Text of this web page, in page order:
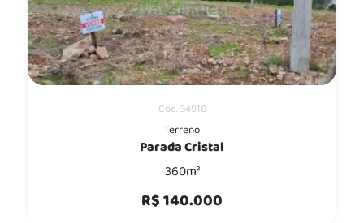
Cód. 34910
Terreno
Parada Cristal
360m²
R$ 140.000